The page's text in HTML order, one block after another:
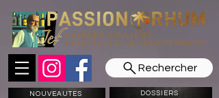
Rechercher
NOUVEAUTES DOSSIERS